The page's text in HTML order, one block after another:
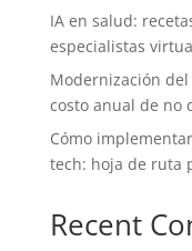
IA en salud:
especialistas
Modernización del
costo anual de no
Cómo
tech: hoja de ruta
Recent